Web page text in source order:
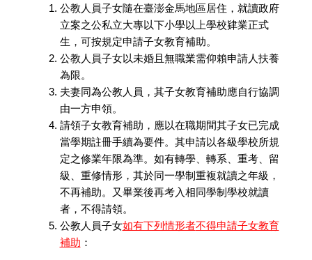
公教人員子女隨在臺澎金馬地區居住，就讀政府
立案之公私立大專以下小學以上學校肄業正式
生，可按規定申請子女教育補助。
公教人員子女以未婚且無職業需仰賴申請人扶養
為限。
夫妻同為公教人員，其子女教育補助應自行協調
由一方申領。
請領子女教育補助，應以在職期間其子女已完成
當學期註冊手續為要件。其申請以各級學校所規
定之修業年限為準。如有轉學、轉系、重考、留
級、重修情形，其於同一學制重複就讀之年級，
不再補助。又畢業後再考入相同學制學校就讀
者，不得請領。
公教人員子女如有下列情形者不得申請子女教育
補助 ：